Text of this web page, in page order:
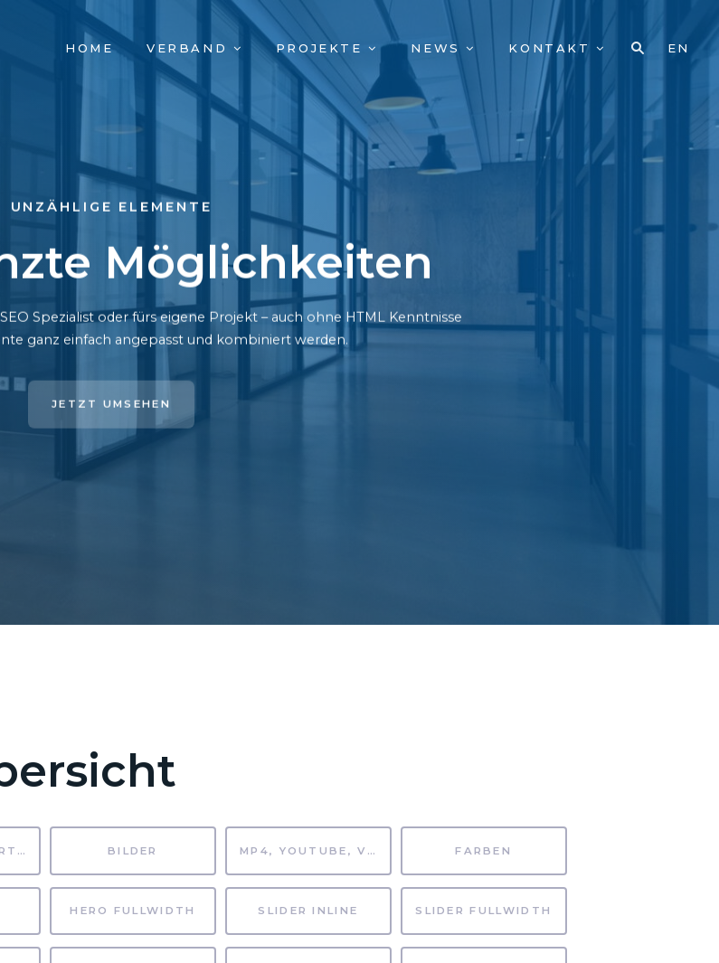
NAVIGATION
ÜBERSPRINGEN
HOME VERBAND PROJEKTE NEWS KONTAKT EN
UNZÄHLIGE ELEMENTE
Möglichkeiten
Spezialist oder fürs eigene Projekt – auch ohne HTML Kenntnisse
ganz einfach angepasst und kombiniert werden.
JETZT UMSEHEN
BUTTONS INVERTIERT BILDER MP4, YOUTUBE, VIMEO FARBEN
HERO FULLWIDTH SLIDER INLINE SLIDER FULLWIDTH